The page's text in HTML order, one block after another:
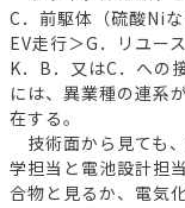
C．前駆体（硫酸Ni
EV走行＞G．リユー
K．B．又はC．への
には、異業種の連系
在する。
技術面から見ても
学担当と電池設計担
合物と見るか、電気